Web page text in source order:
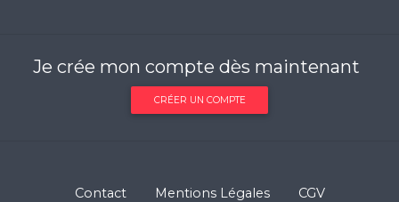
Je crée mon compte dès maintenant
CRÉER UN COMPTE
Contact Mentions Légales CGV